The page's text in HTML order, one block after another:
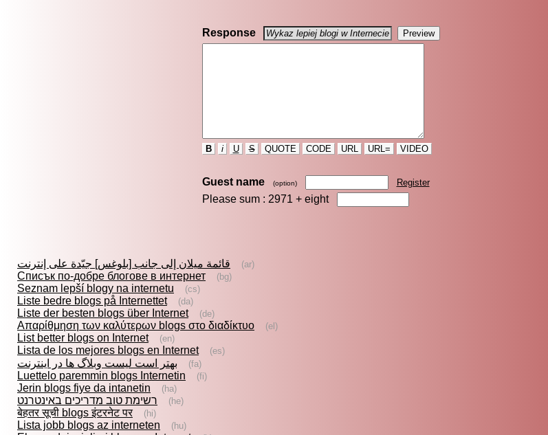
Response
B i U S QUOTE CODE URL URL= VIDEO
Guest name (option) Register
Please sum : 2971 + eight
قائمة ميلان إلى جانب [بلوغس] جيّدة على إنترنت (ar)
Списък по-добре блогове в интернет (bg)
Seznam lepší blogy na internetu (cs)
Liste bedre blogs på Internettet (da)
Liste der besten blogs über Internet (de)
Απαρίθμηση των καλύτερων blogs στο διαδίκτυο (el)
List better blogs on Internet (en)
Lista de los mejores blogs en Internet (es)
بهتر است ليست وبلاگ ها در اينترنت (fa)
Luettelo paremmin blogs Internetin (fi)
Jerin blogs fiye da intanetin (ha)
רשימת טוב מדריכים באינטרנט (he)
बेहतर सूची blogs इंटरनेट पर (hi)
Lista jobb blogs az interneten (hu)